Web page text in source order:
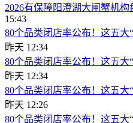
2026有保障阳澄湖大闸蟹机
15:43
80个品类闭店率公布！这五大
昨天 12:34
80个品类闭店率公布！这五大
昨天 12:34
80个品类闭店率公布！这五大
昨天 12:26
80个品类闭店率公布！这五大